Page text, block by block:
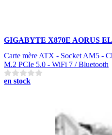
GIGABYTE X870E AORUS
Carte mère ATX - Socket AM5 -
M.2 PCIe 5.0 - WiFi 7 / Bluetooth
en stock